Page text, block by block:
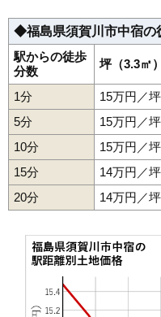
34 東作
35
36
37 大黒町
38 館取町
39 八幡山
40 宮の杜
41 稲荷町
43 花岡
44 中山
大町
46 季の郷
◆福島県須賀川市中宿の
駅からの徒歩
分数
坪（3.3㎡
1分
15万円／坪
5分
15万円／坪
10分
15万円／坪
15分
14万円／坪
20分
14万円／坪